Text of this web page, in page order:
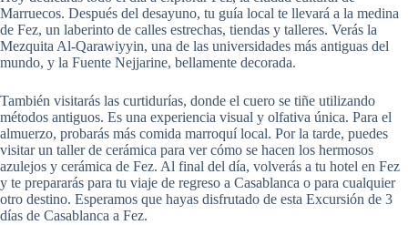
Marruecos. Después del desayuno, tu guía local te llevará a la medina
de Fez, un laberinto de calles estrechas, tiendas y talleres. Verás la
Mezquita Al-Qarawiyyin, una de las universidades más antiguas del
mundo, y la Fuente Nejjarine, bellamente decorada.
También visitarás las curtidurías, donde el cuero se tiñe utilizando
métodos antiguos. Es una experiencia visual y olfativa única. Para el
almuerzo, probarás más comida marroquí local. Por la tarde, puedes
visitar un taller de cerámica para ver cómo se hacen los hermosos
azulejos y cerámica de Fez. Al final del día, volverás a tu hotel en Fez
y te prepararás para tu viaje de regreso a Casablanca o para cualquier
otro destino. Esperamos que hayas disfrutado de esta Excursión de 3
días de Casablanca a Fez.